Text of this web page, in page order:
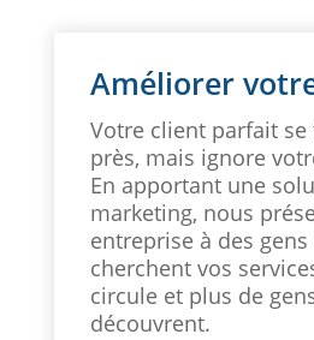
Améliorer
Votre client parfait
près, mais ignore
En apportant une
marketing, nous
entreprise à des gens
cherchent vos
circule et plus de
découvrent.